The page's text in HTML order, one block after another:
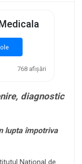
768 afișări
diagnostic
lupta împotriva
Național de